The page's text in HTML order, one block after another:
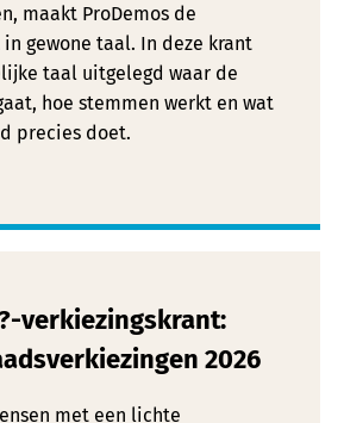
maakt ProDemos de
gewone taal. In deze krant
taal uitgelegd waar de
hoe stemmen werkt en wat
precies doet.
verkiezingskrant:
2026
met een lichte